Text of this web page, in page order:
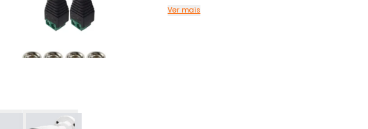
Ver mais